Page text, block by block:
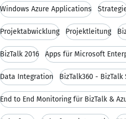
Windows Azure Applications
Projektabwicklung Projektleitung
BizTalk 2016 Apps für Microsoft
Data Integration BizTalk360 -
End to End Monitoring für BizTalk &